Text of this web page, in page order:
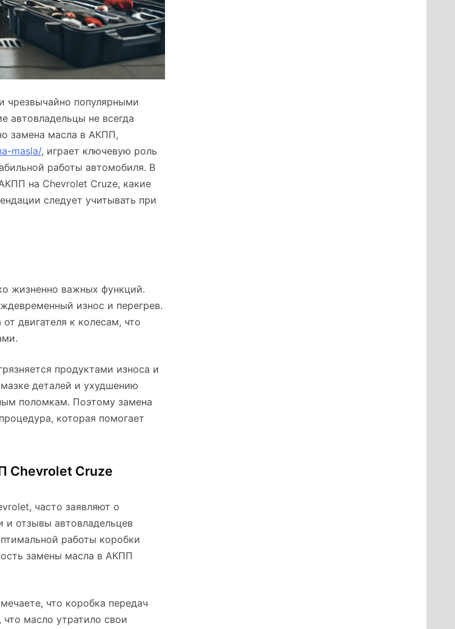
чрезвычайно популярными
автовладельцы не всегда
замена масла в АКПП,
masla/, играет ключевую роль
работы автомобиля. В
на Chevrolet Cruze, какие
следует учитывать при
жизненно важных функций.
износ и перегрев.
двигателя к колесам, что
продуктами износа и
деталей и ухудшению
поломкам. Поэтому замена
которая помогает
Chevrolet Cruze
часто заявляют о
и отзывы автовладельцев
работы коробки
замены масла в АКПП
что коробка передач
масло утратило свои